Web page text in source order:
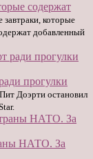
содержат
которые
добавленный
прогулки
Доэрти остановил
НАТО. За